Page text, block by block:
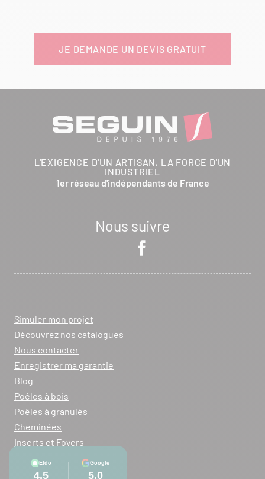
L'EXIGENCE D'UN ARTISAN, LA FORCE D'UN
INDUSTRIEL
1er réseau d'indépendants de France
Nous suivre
Simuler mon projet
Découvrez nos catalogues
Nous contacter
Enregistrer ma garantie
Blog
Poêles à bois
Poêles à granulés
Cheminées
Inserts et Foyers